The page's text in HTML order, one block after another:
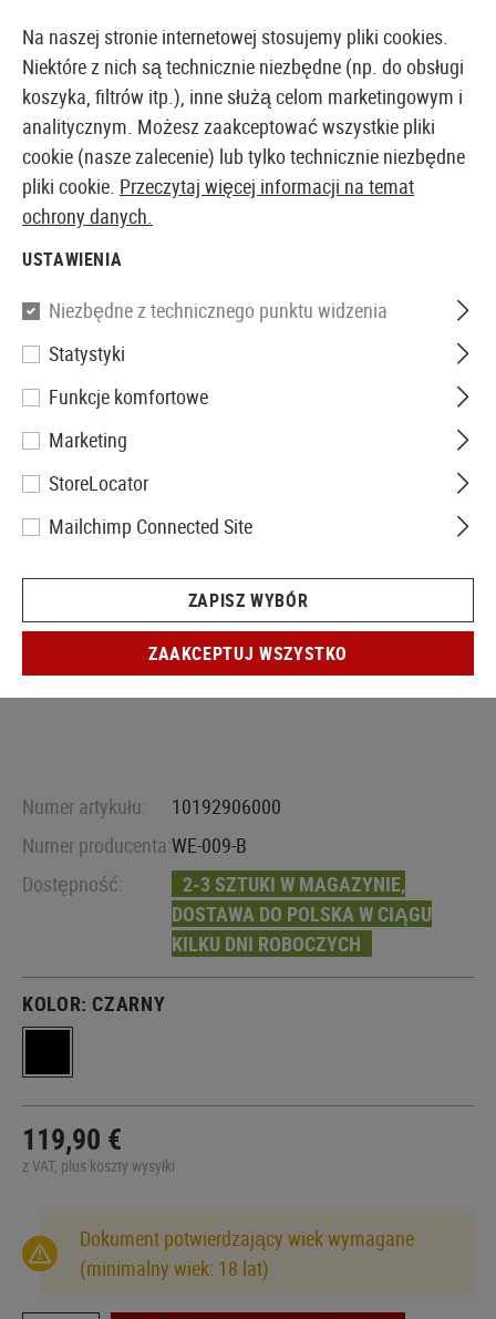
EUROPEJSKI AIRSOFT SKLEP I HURTOWNIA
Strona główna
Knight Hawk Full Metal GBB
Numer artykułu:
10192906000
Numer producenta:WE-009-B
Dostępność:
2-3 SZTUKI W MAGAZYNIE,
DOSTAWA DO POLSKA W CIĄGU
KILKU DNI ROBOCZYCH
KOLOR: CZARNY
119,90 €
z VAT, plus koszty wysyłki
Dokument potwierdzający wiek wymagane
(minimalny wiek: 18 lat)
Na naszej stronie internetowej stosujemy pliki cookies.
Niektóre z nich są technicznie niezbędne (np. do obsługi
koszyka, filtrów itp.), inne służą celom marketingowym i
analitycznym. Możesz zaakceptować wszystkie pliki
cookie (nasze zalecenie) lub tylko technicznie niezbędne
pliki cookie. Przeczytaj więcej informacji na temat
ochrony danych.
USTAWIENIA
Niezbędne z technicznego punktu widzenia
Statystyki
Funkcje komfortowe
Marketing
StoreLocator
Mailchimp Connected Site
ZAPISZ WYBÓR
ZAAKCEPTUJ WSZYSTKO